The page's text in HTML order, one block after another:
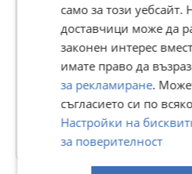
ТИТАН
В Bazar.BG от 30
Последно активен
231 Обяви
само за този уебсайт.
доставчици може да
законен интерес
имате право да
за рекламиране.
съгласието си по
Настройки на
за поверителност